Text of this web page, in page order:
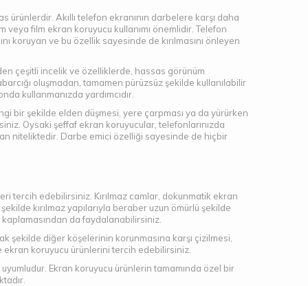
ürünlerdir. Akıllı telefon ekranının darbelere karşı daha
film ekran koruyucu kullanımı önemlidir. Telefon
koruyan ve bu özellik sayesinde de kırılmasını önleyen
çeşitli incelik ve özelliklerde, hassas görünüm
oluşmadan, tamamen pürüzsüz şekilde kullanılabilir
kullanmanızda yardımcıdır.
bir şekilde elden düşmesi, yere çarpması ya da yürürken
Oysaki şeffaf ekran koruyucular, telefonlarınızda
niteliktedir. Darbe emici özelliği sayesinde de hiçbir
tercih edebilirsiniz. Kırılmaz camlar, dokunmatik ekran
kırılmaz yapılarıyla beraber uzun ömürlü şekilde
kaplamasından da faydalanabilirsiniz.
şekilde diğer köşelerinin korunmasına karşı çizilmesi,
ekran koruyucu ürünlerini tercih edebilirsiniz.
Ekran koruyucu ürünlerin tamamında özel bir